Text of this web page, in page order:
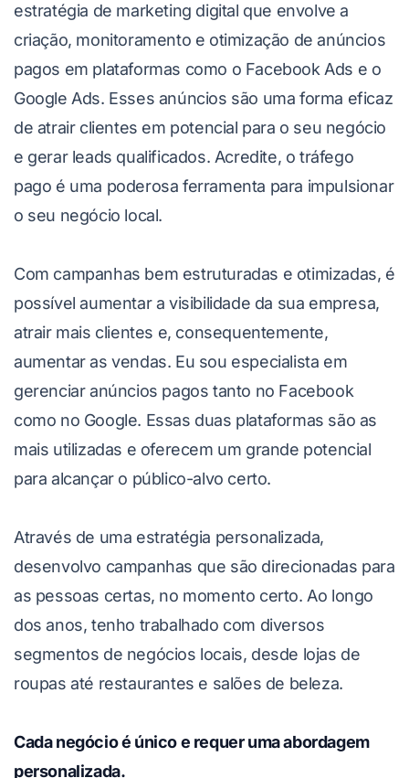
estratégia de marketing digital que envolve a
criação, monitoramento e otimização de anúncios
pagos em plataformas como o Facebook Ads e o
Google Ads. Esses anúncios são uma forma eficaz
de atrair clientes em potencial para o seu negócio
e gerar leads qualificados. Acredite, o tráfego
pago é uma poderosa ferramenta para impulsionar
o seu negócio local.
Com campanhas bem estruturadas e otimizadas, é
possível aumentar a visibilidade da sua empresa,
atrair mais clientes e, consequentemente,
aumentar as vendas. Eu sou especialista em
gerenciar anúncios pagos tanto no Facebook
como no Google. Essas duas plataformas são as
mais utilizadas e oferecem um grande potencial
para alcançar o público-alvo certo.
Através de uma estratégia personalizada,
desenvolvo campanhas que são direcionadas para
as pessoas certas, no momento certo. Ao longo
dos anos, tenho trabalhado com diversos
segmentos de negócios locais, desde lojas de
roupas até restaurantes e salões de beleza.
Cada negócio é único e requer uma abordagem
personalizada.